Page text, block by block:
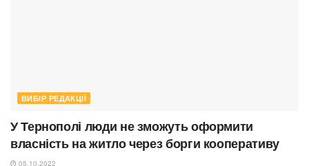
ВИБІР РЕДАКЦІЇ
У Тернополі люди не зможуть оформити
власність на житло через борги кооперативу
05.10.2022